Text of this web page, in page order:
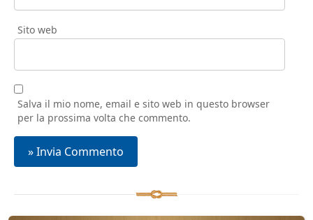
Sito web
Salva il mio nome, email e sito web in questo browser
per la prossima volta che commento.